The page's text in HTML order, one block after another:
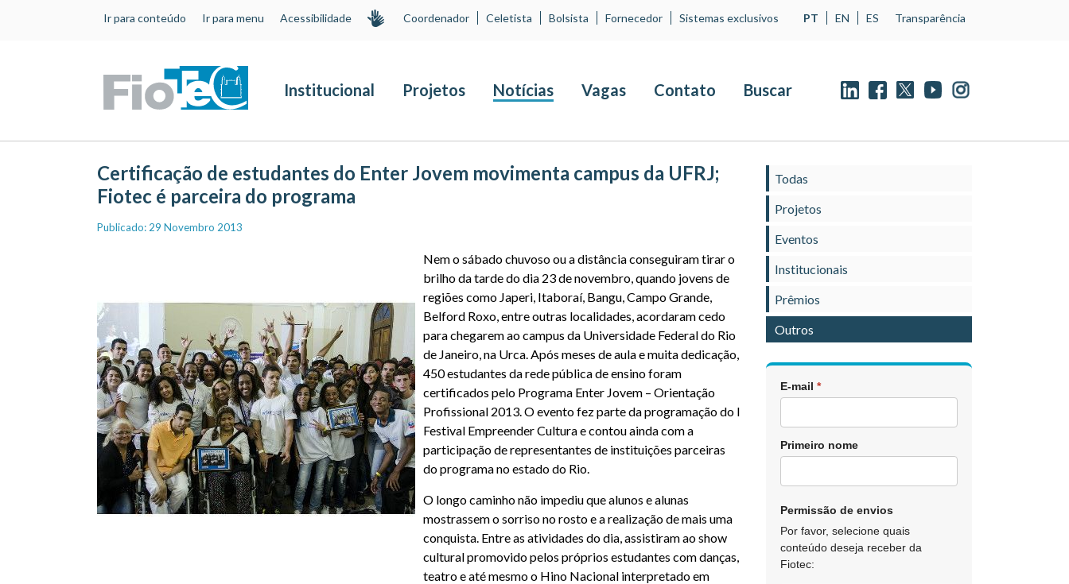
Ir para conteúdo Ir para menu Acessibilidade Coordenador Celetista Bolsista Fornecedor Sistemas exclusivos PT EN ES Transparência
Institucional Projetos Notícias Vagas Contato Buscar
Todas
Projetos
Eventos
Institucionais
Prêmios
Outros
E-mail *
Primeiro nome
Permissão de envios
Por favor, selecione quais
conteúdo deseja receber da
Fiotec:
Certificação de estudantes do Enter Jovem movimenta campus da UFRJ;
Fiotec é parceira do programa
Publicado: 29 Novembro 2013
Nem o sábado chuvoso ou a distância conseguiram tirar o
brilho da tarde do dia 23 de novembro, quando jovens de
regiões como Japeri, Itaboraí, Bangu, Campo Grande,
Belford Roxo, entre outras localidades, acordaram cedo
para chegarem ao campus da Universidade Federal do Rio
de Janeiro, na Urca. Após meses de aula e muita dedicação,
450 estudantes da rede pública de ensino foram
certificados pelo Programa Enter Jovem – Orientação
Profissional 2013. O evento fez parte da programação do I
Festival Empreender Cultura e contou ainda com a
participação de representantes de instituições parceiras
do programa no estado do Rio.
O longo caminho não impediu que alunos e alunas
mostrassem o sorriso no rosto e a realização de mais uma
conquista. Entre as atividades do dia, assistiram ao show
cultural promovido pelos próprios estudantes com danças,
teatro e até mesmo o Hino Nacional interpretado em